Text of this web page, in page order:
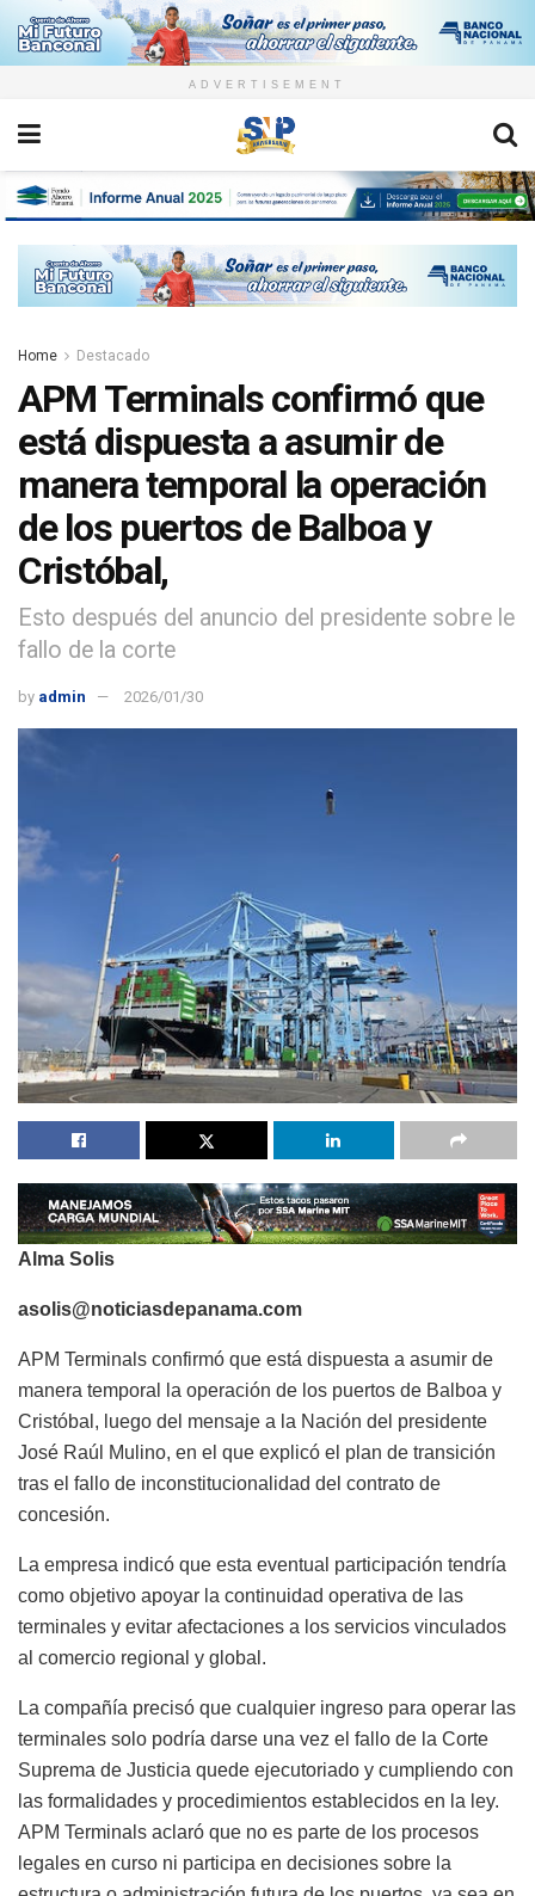
ADVERTISEMENT
Home Destacado
APM Terminals confirmó que
está dispuesta a asumir de
manera temporal la operación
de los puertos de Balboa y
Cristóbal,
Esto después del anuncio del presidente sobre le
fallo de la corte
by admin 2026/01/30
Alma Solis
asolis@noticiasdepanama.com
APM Terminals confirmó que está dispuesta a asumir de
manera temporal la operación de los puertos de Balboa y
Cristóbal, luego del mensaje a la Nación del presidente
José Raúl Mulino, en el que explicó el plan de transición
tras el fallo de inconstitucionalidad del contrato de
concesión.
La empresa indicó que esta eventual participación tendría
como objetivo apoyar la continuidad operativa de las
terminales y evitar afectaciones a los servicios vinculados
al comercio regional y global.
La compañía precisó que cualquier ingreso para operar las
terminales solo podría darse una vez el fallo de la Corte
Suprema de Justicia quede ejecutoriado y cumpliendo con
las formalidades y procedimientos establecidos en la ley.
APM Terminals aclaró que no es parte de los procesos
legales en curso ni participa en decisiones sobre la